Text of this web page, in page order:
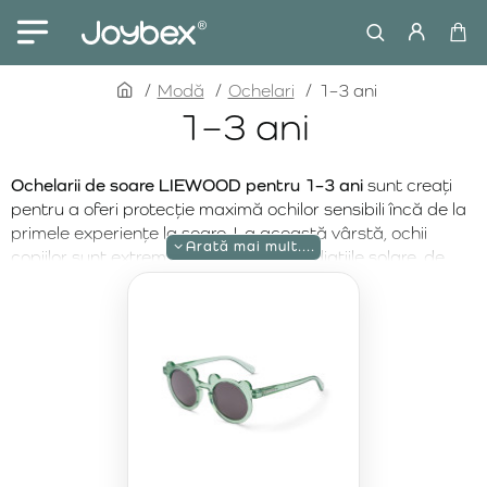
1–3 ani
homeModă Ochelari 1–3 ani
Ochelarii de soare LIEWOOD pentru 1–3 ani sunt creați
pentru a oferi protecție maximă ochilor sensibili încă de la
primele experiențe la soare. La această vârstă, ochii
copiilor sunt extrem de vulnerabili la radiațiile solare, de
protecția UV400 împotriva razelor UVA și UVB
alegerea ideală pentru plimbări zilnice sau vacanțe la
Modelele dedicate copiilor între 1 și 3 ani sunt realizate din
materiale sigure, flexibile și rezistente